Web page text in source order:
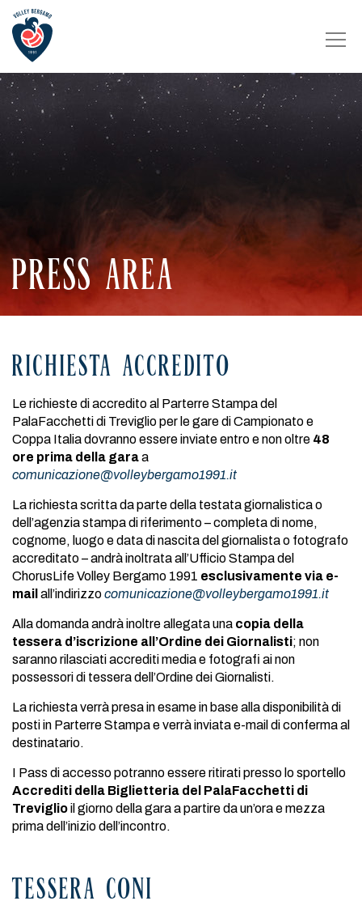
PRESS AREA
RICHIESTA ACCREDITO
Le richieste di accredito al Parterre Stampa del
PalaFacchetti di Treviglio per le gare di Campionato e
Coppa Italia dovranno essere inviate entro e non oltre 48
ore prima della garaa
comunicazione@volleybergamo1991.it
La richiesta scritta da parte della testata giornalistica o
dell’agenzia stampa di riferimento – completa di nome,
cognome, luogo e data di nascita del giornalista o fotografo
accreditato – andrà inoltrata all’Ufficio Stampa del
ChorusLife Volley Bergamo 1991 esclusivamente via e-
mail all’indirizzocomunicazione@volleybergamo1991.it
Alla domanda andrà inoltre allegata una copia della
tessera d’iscrizione all’Ordine dei Giornalisti; non
saranno rilasciati accrediti media e fotografi ai non
possessori di tessera dell’Ordine dei Giornalisti.
La richiesta verrà presa in esame in base alla disponibilità di
posti in Parterre Stampa e verrà inviata e-mail di conferma al
destinatario.
I Pass di accesso potranno essere ritirati presso lo sportello
Accrediti della Biglietteria del PalaFacchetti di
Treviglioil giorno della gara a partire da un’ora e mezza
prima dell’inizio dell’incontro.
TESSERA CONI